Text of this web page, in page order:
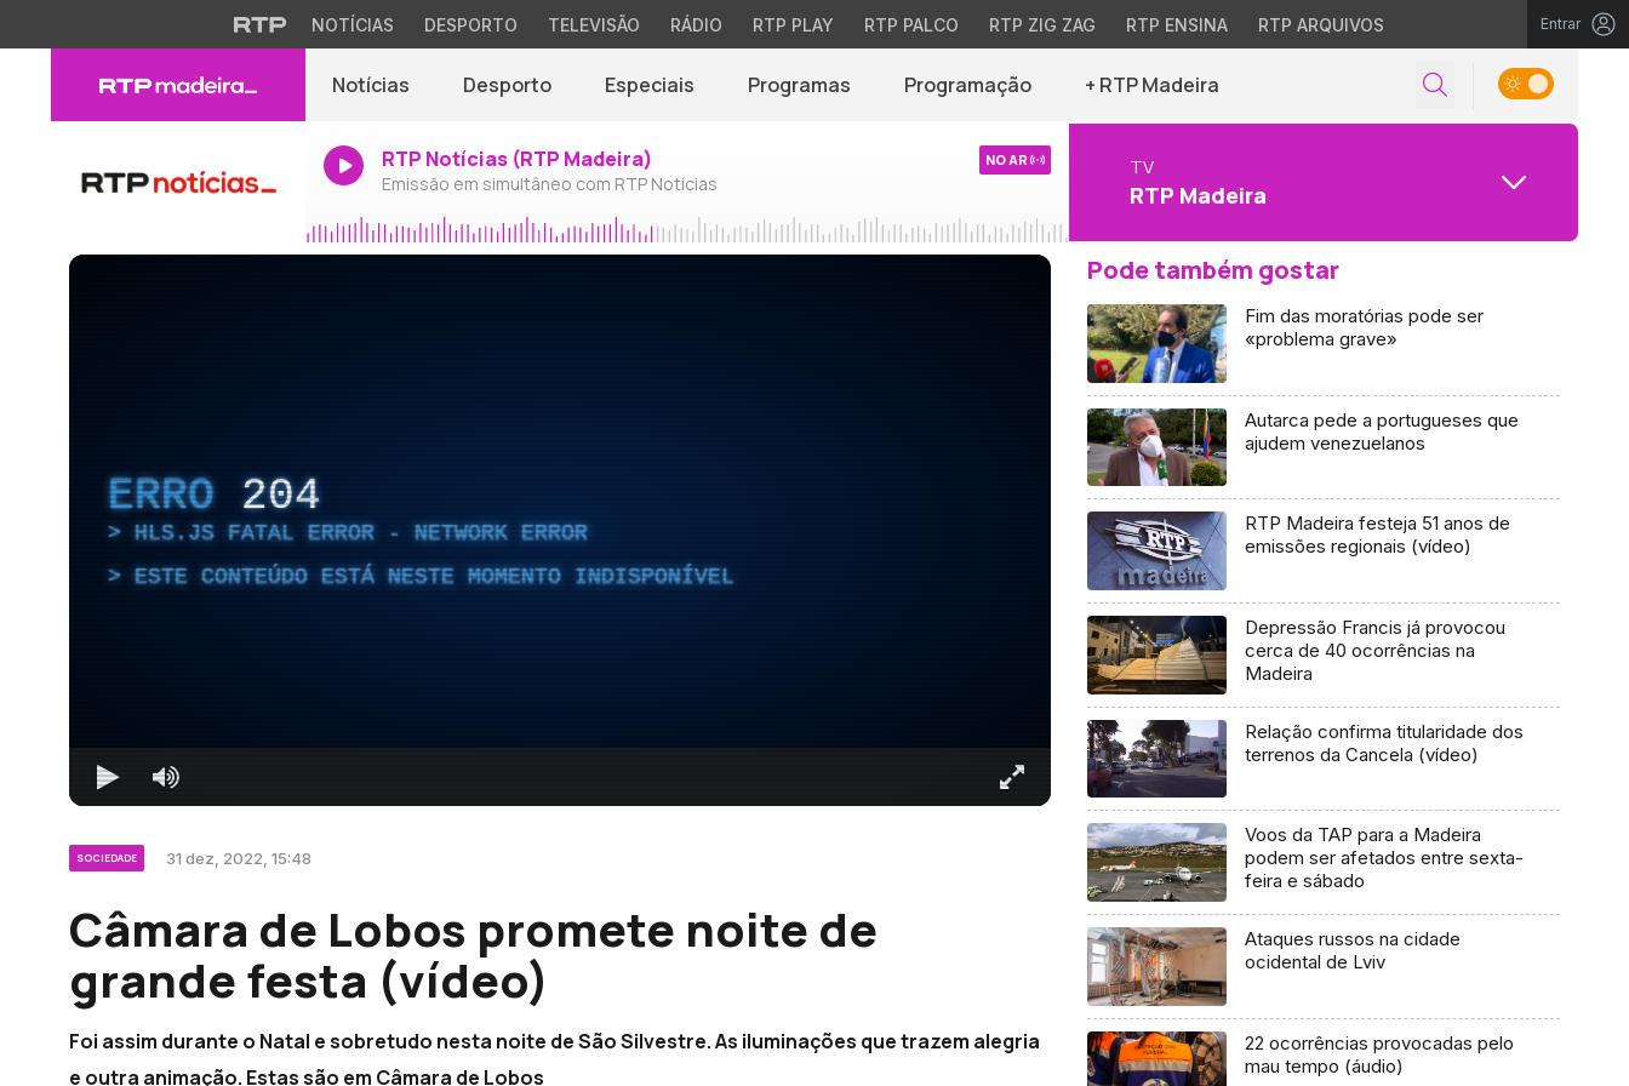
NOTÍCIAS DESPORTO TELEVISÃO RÁDIO RTP PLAY RTP PALCO RTP ZIG ZAG RTP ENSINA RTP ARQUIVOS Entrar
Notícias Desporto Especiais Programas Programação + RTP Madeira
RTP Notícias (RTP Madeira)
Emissão em simultâneo com RTP Notícias
NO AR TV
RTP Madeira
ERRO 204
HLS.JS FATAL ERROR - NETWORK ERROR
ESTE CONTEÚDO ESTÁ NESTE MOMENTO INDISPONÍVEL
SOCIEDADE 31 dez, 2022, 15:48
Câmara de Lobos promete noite de
grande festa (vídeo)
Foi assim durante o Natal e sobretudo nesta noite de São Silvestre. As iluminações que trazem alegria
e outra animação. Estas são em Câmara de Lobos
Pode também gostar
Fim das moratórias pode ser
«problema grave»
Autarca pede a portugueses que
ajudem venezuelanos
RTP Madeira festeja 51 anos de
emissões regionais (vídeo)
Depressão Francis já provocou
cerca de 40 ocorrências na
Madeira
Relação confirma titularidade dos
terrenos da Cancela (vídeo)
Voos da TAP para a Madeira
podem ser afetados entre sexta-
feira e sábado
Ataques russos na cidade
ocidental de Lviv
22 ocorrências provocadas pelo
mau tempo (áudio)